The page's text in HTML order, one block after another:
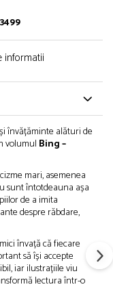
informatii
învățăminte alături de
volumul Bing –
mari, asemenea
sunt întotdeauna așa
de a imita
despre răbdare,
învață că fiecare
să își accepte
iar ilustrațiile viu
lectura într-o